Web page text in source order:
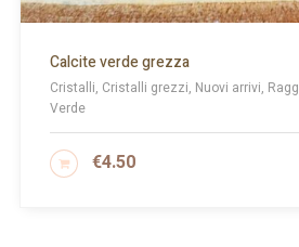
Calcite verde grezza
Cristalli, Cristalli grezzi, Nuovi arrivi,
Verde
€4.50
AGGIUNGI AL CARRELLO